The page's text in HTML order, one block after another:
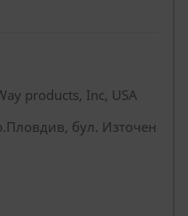
products, Inc, USA
бул. Източен